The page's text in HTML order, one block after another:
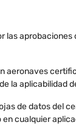
la aplicabilidad
de datos del
en cualquier